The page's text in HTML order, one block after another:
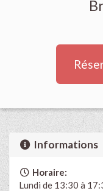
Informations
Horaire:
Lundi de 13:30 à